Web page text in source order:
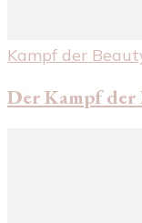
Kampf der
Der Kampf der